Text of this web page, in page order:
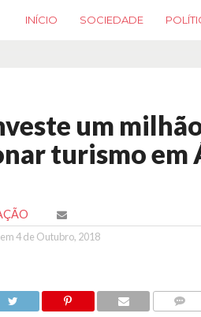
INÍCIO SOCIEDADE
um
turismo em
4 de Outubro, 2018